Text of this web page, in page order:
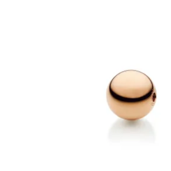
ROLEX CERTIFIED PRE-OWNED